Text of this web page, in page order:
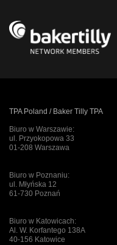
TPA Poland / Baker Tilly TPA
Biuro w Warszawie:
ul. Przyokopowa 33
01-208 Warszawa
Biuro w Poznaniu:
ul. Młyńska 12
61-730 Poznań
Biuro w Katowicach:
Al. W. Korfantego 138A
40-156 Katowice